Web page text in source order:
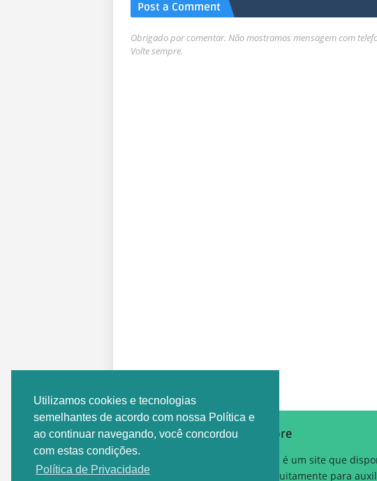
Utilizamos cookies e tecnologias
semelhantes de acordo com nossa Política e
ao continuar navegando, você concordou
com estas condições.
Política de Privacidade
Post a Comment
Obrigado por comentar. Não mostramos mensagem com
Volte sempre.
Sobre
Este é um site que
gratuitamente para